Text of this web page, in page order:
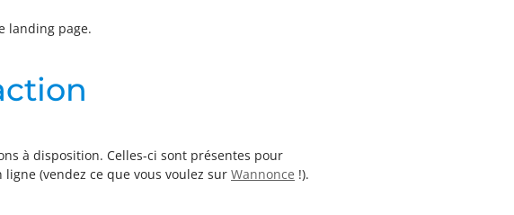
landing page.
à disposition. Celles-ci sont présentes pour
(vendez ce que vous voulez sur Wannonce !).